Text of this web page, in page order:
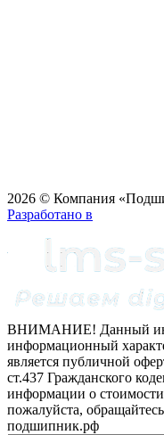
2026 © Компания
Разработано в
ВНИМАНИЕ! Данный
информационный
является публичной
ст.437 Гражданского
информации о
пожалуйста,
подшипник.рф